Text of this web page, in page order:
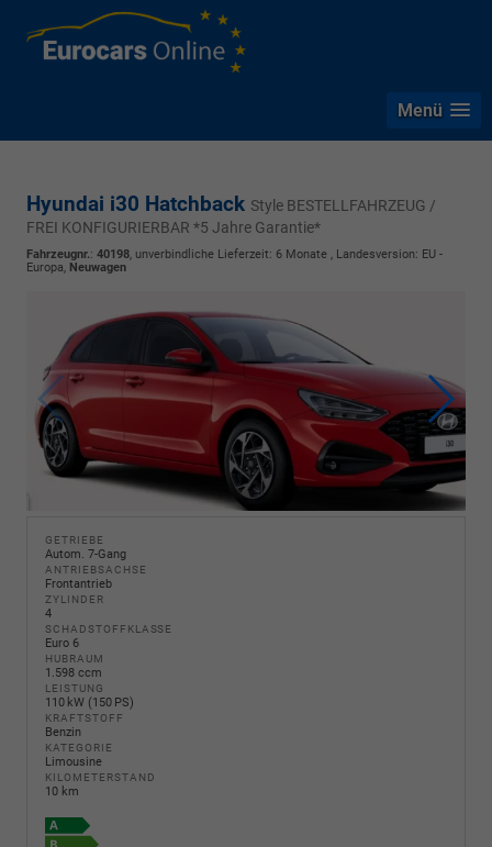
Menü
Hyundai i30 Hatchback Style BESTELLFAHRZEUG /
FREI KONFIGURIERBAR *5 Jahre Garantie*
Fahrzeugnr.: 40198, unverbindliche Lieferzeit: 6 Monate , Landesversion: EU -
Europa, Neuwagen
GETRIEBE
Autom. 7-Gang
ANTRIEBSACHSE
Frontantrieb
ZYLINDER
4
SCHADSTOFFKLASSE
Euro 6
HUBRAUM
1.598 ccm
LEISTUNG
110 kW (150 PS)
KRAFTSTOFF
Benzin
KATEGORIE
Limousine
KILOMETERSTAND
10 km